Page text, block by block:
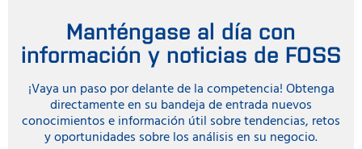
Manténgase al día con
información y noticias de FOSS
¡Vaya un paso por delante de la competencia! Obtenga
directamente en su bandeja de entrada nuevos
conocimientos e información útil sobre tendencias, retos
y oportunidades sobre los análisis en su negocio.